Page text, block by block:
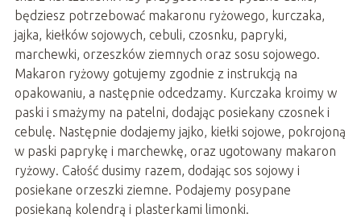
będziesz potrzebować makaronu ryżowego, kurczaka,
jajka, kiełków sojowych, cebuli, czosnku, papryki,
marchewki, orzeszków ziemnych oraz sosu sojowego.
Makaron ryżowy gotujemy zgodnie z instrukcją na
opakowaniu, a następnie odcedzamy. Kurczaka kroimy w
paski i smażymy na patelni, dodając posiekany czosnek i
cebulę. Następnie dodajemy jajko, kiełki sojowe, pokrojoną
w paski paprykę i marchewkę, oraz ugotowany makaron
ryżowy. Całość dusimy razem, dodając sos sojowy i
posiekane orzeszki ziemne. Podajemy posypane
posiekaną kolendrą i plasterkami limonki.